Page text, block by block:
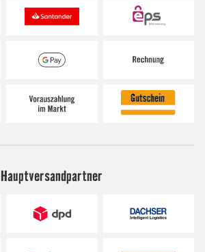
Hauptversandpartner